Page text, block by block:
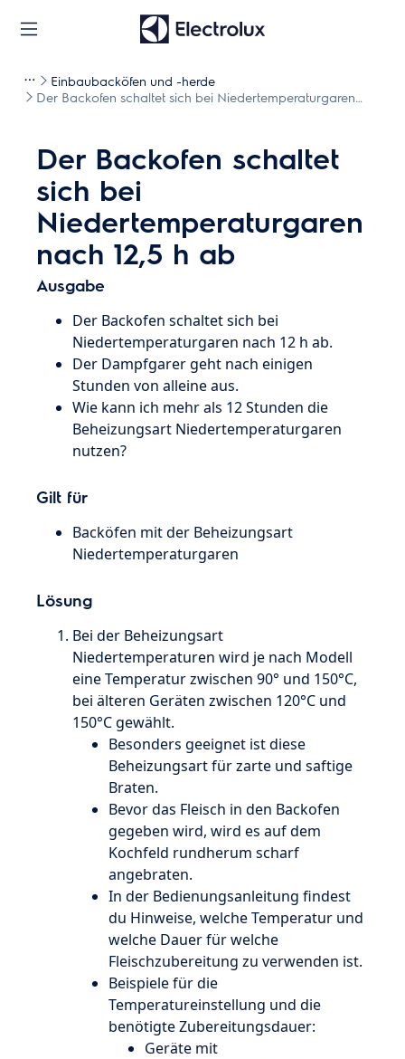
Einbaubacköfen und -herde
Der Backofen schaltet sich bei Niedertemperaturgaren
Der Backofen schaltet
sich bei
Niedertemperaturgaren
nach 12,5 h ab
Ausgabe
Der Backofen schaltet sich bei
Niedertemperaturgaren nach 12 h ab.
Der Dampfgarer geht nach einigen
Stunden von alleine aus.
Wie kann ich mehr als 12 Stunden die
Beheizungsart Niedertemperaturgaren
nutzen?
Gilt für
Backöfen mit der Beheizungsart
Niedertemperaturgaren
Lösung
Bei der Beheizungsart
Niedertemperaturen wird je nach Modell
eine Temperatur zwischen 90° und 150°C,
bei älteren Geräten zwischen 120°C und
150°C gewählt.
Besonders geeignet ist diese
Beheizungsart für zarte und saftige
Braten.
Bevor das Fleisch in den Backofen
gegeben wird, wird es auf dem
Kochfeld rundherum scharf
angebraten.
In der Bedienungsanleitung findest
du Hinweise, welche Temperatur und
welche Dauer für welche
Fleischzubereitung zu verwenden ist.
Beispiele für die
Temperatureinstellung und die
benötigte Zubereitungsdauer:
Geräte mit